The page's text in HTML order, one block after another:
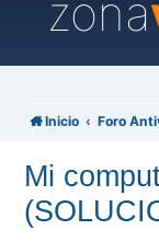
zona
Inicio Foro
Mi